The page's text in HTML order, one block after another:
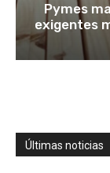
Pymes
exigentes
Últimas noticias